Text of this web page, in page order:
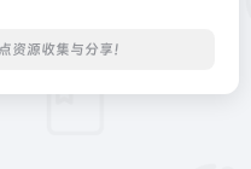
资源收集与分享！